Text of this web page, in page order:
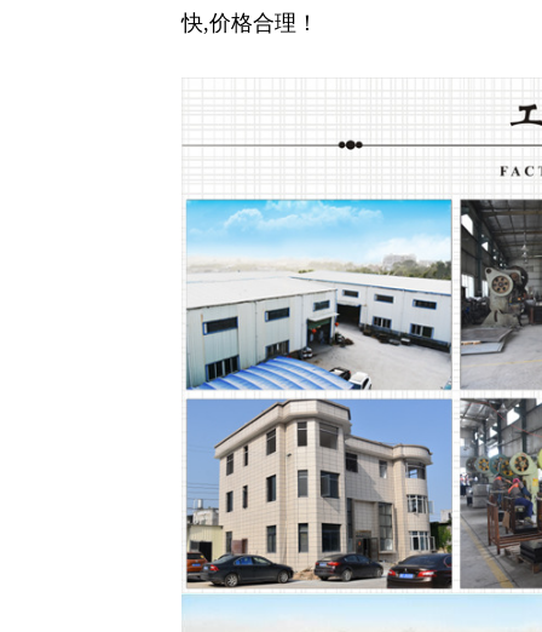
快,价格合理！